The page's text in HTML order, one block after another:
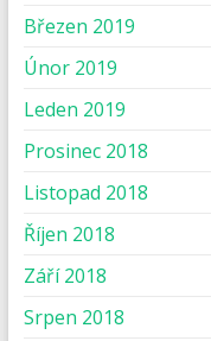
Březen 2019
Únor 2019
Leden 2019
Prosinec 2018
Listopad 2018
Říjen 2018
Září 2018
Srpen 2018